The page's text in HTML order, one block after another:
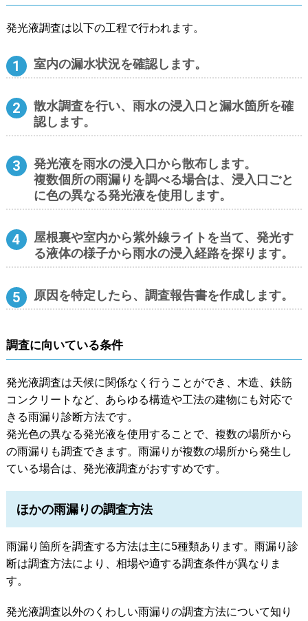
発光液調査は以下の工程で行われます。
室内の漏水状況を確認します。
散水調査を行い、雨水の浸入口と漏水箇所を確
認します。
発光液を雨水の浸入口から散布します。
複数個所の雨漏りを調べる場合は、浸入口ごと
に色の異なる発光液を使用します。
屋根裏や室内から紫外線ライトを当て、発光す
る液体の様子から雨水の浸入経路を探ります。
原因を特定したら、調査報告書を作成します。
調査に向いている条件
発光液調査は天候に関係なく行うことができ、木造、鉄筋
コンクリートなど、あらゆる構造や工法の建物にも対応で
きる雨漏り診断方法です。
発光色の異なる発光液を使用することで、複数の場所から
の雨漏りも調査できます。雨漏りが複数の場所から発生し
ている場合は、発光液調査がおすすめです。
ほかの雨漏りの調査方法
雨漏り箇所を調査する方法は主に5種類あります。雨漏り診
断は調査方法により、相場や適する調査条件が異なりま
す。
発光液調査以外のくわしい雨漏りの調査方法について知り